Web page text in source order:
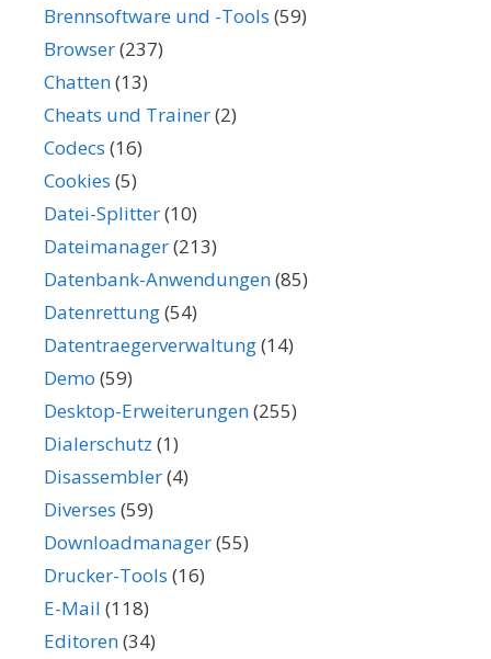
Brennsoftware und -Tools (59)
Browser(237)
Chatten(13)
Cheats und Trainer(2)
Codecs (16)
Cookies (5)
Datei-Splitter(10)
Dateimanager(213)
Datenbank-Anwendungen(85)
Datenrettung(54)
Datentraegerverwaltung(14)
Demo (59)
Desktop-Erweiterungen(255)
Dialerschutz (1)
Disassembler(4)
Diverses (59)
Downloadmanager(55)
Drucker-Tools (16)
E-Mail (118)
Editoren(34)